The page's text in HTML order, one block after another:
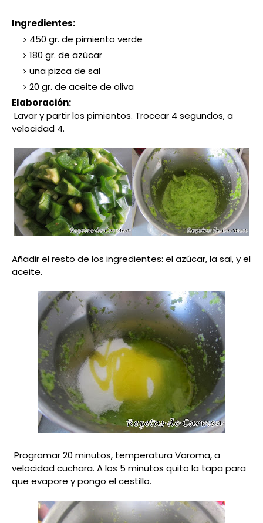
Ingredientes:
450 gr. de pimiento verde
180 gr. de azúcar
una pizca de sal
20 gr. de aceite de oliva
Elaboración:
Lavar y partir los pimientos. Trocear 4 segundos, a
velocidad 4.
Añadir el resto de los ingredientes: el azúcar, la sal, y el
aceite.
Programar 20 minutos, temperatura Varoma, a
velocidad cuchara. A los 5 minutos quito la tapa para
que evapore y pongo el cestillo.